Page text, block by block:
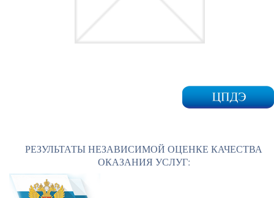
РЕЗУЛЬТАТЫ НЕЗАВИСИМОЙ ОЦЕНКЕ КАЧЕСТВА
ОКАЗАНИЯ УСЛУГ: